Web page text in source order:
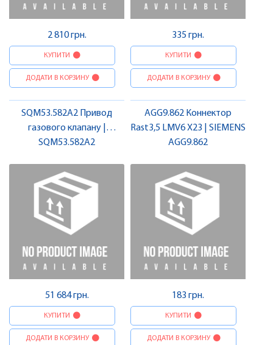
2 810 грн.
КУПИТИ
ДОДАТИ В КОРЗИНУ
335 грн.
КУПИТИ
ДОДАТИ В КОРЗИНУ
SQM53.582A2 Привод
газового клапану |
SIEMENS
SQM53.582A2
51 684 грн.
КУПИТИ
ДОДАТИ В КОРЗИНУ
AGG9.862 Коннектор
Rast3,5 LMV6 X23 | SIEMENS
AGG9.862
183 грн.
КУПИТИ
ДОДАТИ В КОРЗИНУ